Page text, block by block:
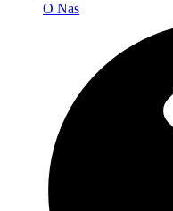
O Nas